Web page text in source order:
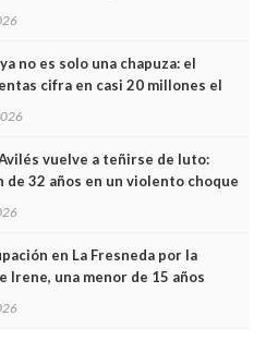
ya no es solo una chapuza: el
cifra en casi 20 millones el
trenes que no cabían por los
vuelve a teñirse de luto:
de 32 años en un violento choque
en La Fresneda por la
Irene, una menor de 15 años